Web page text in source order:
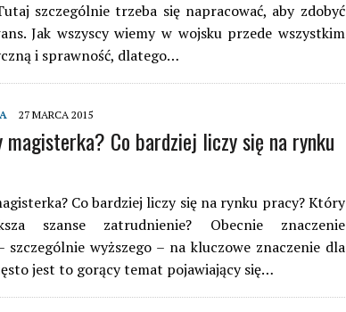
szczególnie trzeba się napracować, aby zdobyć
Jak wszyscy wiemy w wojsku przede wszystkim
i sprawność, dlatego…
27 MARCA 2015
magisterka? Co bardziej liczy się na rynku
Co bardziej liczy się na rynku pracy? Który
szanse zatrudnienie? Obecnie znaczenie
szczególnie wyższego – na kluczowe znaczenie dla
jest to gorący temat pojawiający się…